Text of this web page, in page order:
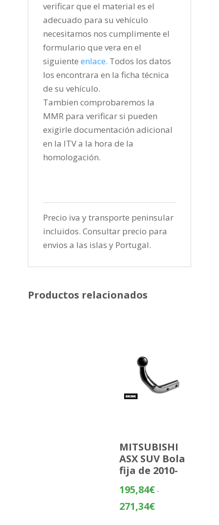
verificar que el material es el
adecuado para su vehículo
necesitamos nos cumplimente el
formulario que vera en el
siguiente enlace. Todos los datos
los encontrara en la ficha técnica
de su vehículo.
Tambien comprobaremos la
MMR para verificar si pueden
exigirle documentación adicional
en la ITV a la hora de la
homologación.
Precio iva y transporte peninsular
incluidos. Consultar precio para
envios a las islas y Portugal.
Productos relacionados
MITSUBISHI
ASX SUV Bola
fija de 2010-
195,84€ -
271,34€Rango